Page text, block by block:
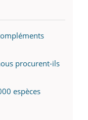
procurent-ils
espèces